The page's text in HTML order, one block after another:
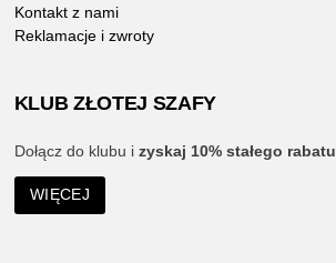
Kontakt z nami
Reklamacje i zwroty
KLUB ZŁOTEJ SZAFY
Dołącz do klubu i zyskaj 10% stałego rabatu
WIĘCEJ